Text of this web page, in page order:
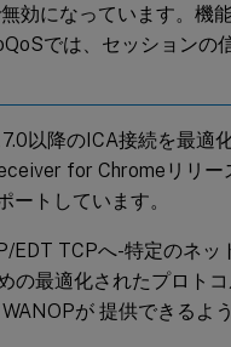
効になっています。機
では、セッションの
以降のICA接続を最適
for Chromeリリー
トしています。
EDT TCPへ-特定のネッ
の最適化されたプロト
が 提供できるよ